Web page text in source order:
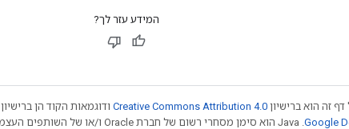
המידע עזר לך?
זה הוא ברישיון Creative Commons Attribution 4.0 ודוגמאות הקוד הן ברישיון